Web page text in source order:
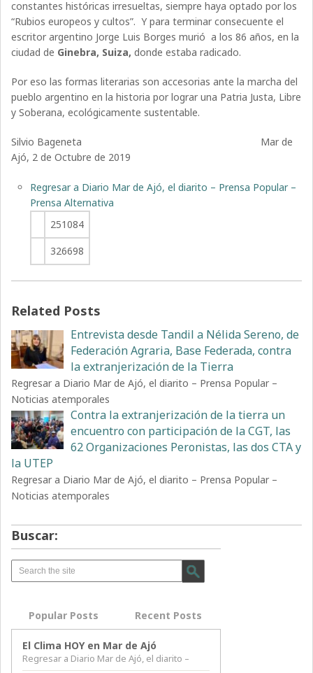
constantes históricas irresueltas, siempre haya optado por los
“Rubios europeos y cultos”. Y para terminar consecuente el
escritor argentino Jorge Luis Borges murió a los 86 años, en la
ciudad de Ginebra, Suiza,donde estaba radicado.
Por eso las formas literarias son accesorias ante la marcha del
pueblo argentino en la historia por lograr una Patria Justa, Libre
y Soberana, ecológicamente sustentable.
Silvio Bageneta Mar de
Ajó, 2 de Octubre de 2019
Regresar a Diario Mar de Ajó, el diarito – Prensa Popular –
Prensa Alternativa
251084
326698
Related Posts
Entrevista desde Tandil a Nélida Sereno, de
Federación Agraria, Base Federada, contra
la extranjerización de la Tierra
Regresar a Diario Mar de Ajó, el diarito – Prensa Popular –
Noticias atemporales
Contra la extranjerización de la tierra un
encuentro con participación de la CGT, las
62 Organizaciones Peronistas, las dos CTA y
la UTEP
Regresar a Diario Mar de Ajó, el diarito – Prensa Popular –
Noticias atemporales
Buscar:
Popular Posts Recent Posts
El Clima HOY en Mar de Ajó
Regresar a Diario Mar de Ajó, el diarito –